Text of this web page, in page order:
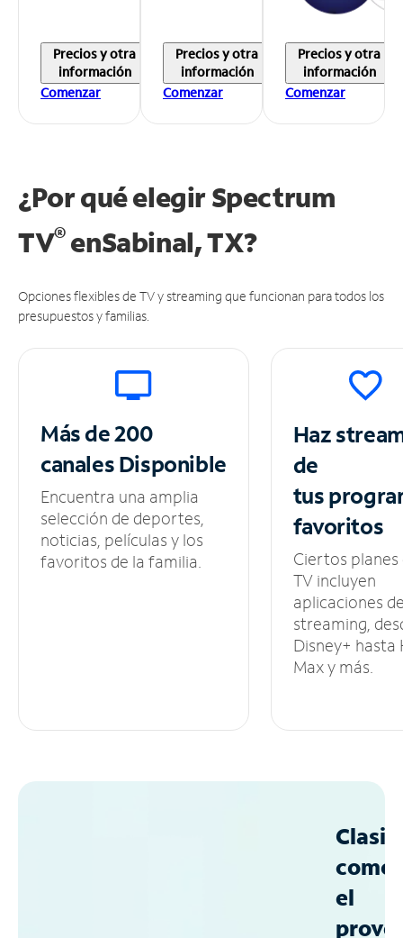
Precios y otra
información
Comenzar
Precios y otra
información
Comenzar
Precios y otra
información
Comenzar
¿Por qué elegir Spectrum
TV®enSabinal, TX?
Opciones flexibles de TV y streaming que funcionan para todos los
presupuestos y familias.
Más de 200
canalesDisponible
Encuentra una amplia
selección de deportes,
noticias, películas y los
favoritos de la familia.
Haz
de
tus
favoritos
Ciertos planes
TV incluyen
aplicaciones
streaming,
Disney+ hasta
Max y más.
como
el